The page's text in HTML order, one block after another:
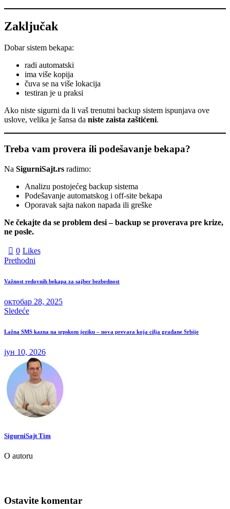
Zaključak
Dobar sistem bekapa:
radi automatski
ima više kopija
čuva se na više lokacija
testiran je u praksi
Ako niste sigurni da li vaš trenutni backup sistem ispunjava ove
uslove, velika je šansa da niste zaista zaštićeni.
Treba vam provera ili podešavanje bekapa?
Na SigurniSajt.rs radimo:
Analizu postojećeg backup sistema
Podešavanje automatskog i off-site bekapa
Oporavak sajta nakon napada ili greške
Ne čekajte da se problem desi – backup se proverava pre krize,
ne posle.
0 Likes
Prethodni
Važnost redovnih bekapa za sajber bezbednost
октобар 28, 2025
Sledeće
Lažna SMS kazna na srpskom jeziku – nova prevara koja cilja građane Srbije
јун 10, 2026
SigurniSajt Tim
O autoru
Ostavite komentar